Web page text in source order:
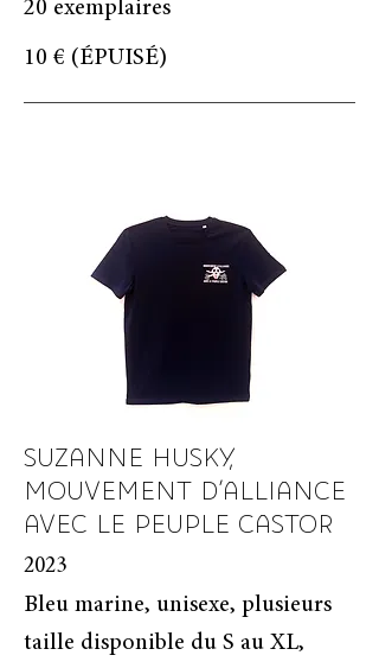
20 exemplaires
10 € (ÉPUISÉ)
SUZANNE HUSKY,
MOUVEMENT D'ALLIANCE
AVEC LE PEUPLE CASTOR
2023
Bleu marine, unisexe, plusieurs
taille disponible du S au XL,